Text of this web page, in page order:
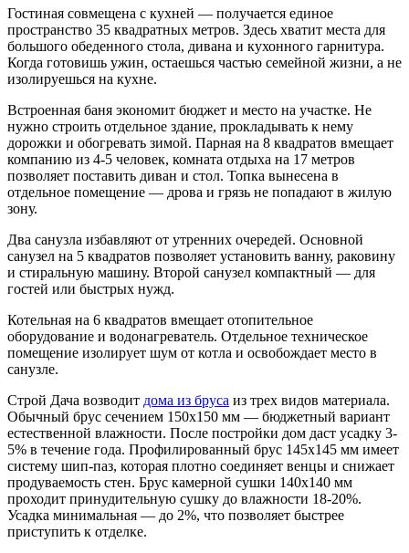
Гостиная совмещена с кухней — получается единое
пространство 35 квадратных метров. Здесь хватит места для
большого обеденного стола, дивана и кухонного гарнитура.
Когда готовишь ужин, остаешься частью семейной жизни, а не
изолируешься на кухне.
Встроенная баня экономит бюджет и место на участке. Не
нужно строить отдельное здание, прокладывать к нему
дорожки и обогревать зимой. Парная на 8 квадратов вмещает
компанию из 4-5 человек, комната отдыха на 17 метров
позволяет поставить диван и стол. Топка вынесена в
отдельное помещение — дрова и грязь не попадают в жилую
зону.
Два санузла избавляют от утренних очередей. Основной
санузел на 5 квадратов позволяет установить ванну, раковину
и стиральную машину. Второй санузел компактный — для
гостей или быстрых нужд.
Котельная на 6 квадратов вмещает отопительное
оборудование и водонагреватель. Отдельное техническое
помещение изолирует шум от котла и освобождает место в
санузле.
Строй Дача возводит дома из бруса из трех видов материала.
Обычный брус сечением 150х150 мм — бюджетный вариант
естественной влажности. После постройки дом даст усадку 3-
5% в течение года. Профилированный брус 145х145 мм имеет
систему шип-паз, которая плотно соединяет венцы и снижает
продуваемость стен. Брус камерной сушки 140х140 мм
проходит принудительную сушку до влажности 18-20%.
Усадка минимальная — до 2%, что позволяет быстрее
приступить к отделке.